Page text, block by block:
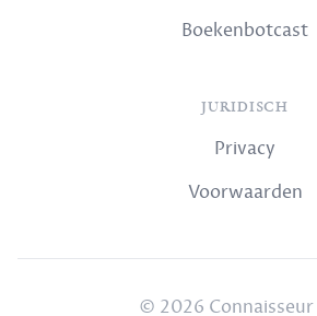
Boekenbotcast
JURIDISCH
Privacy
Voorwaarden
© 2026 Connaisseur